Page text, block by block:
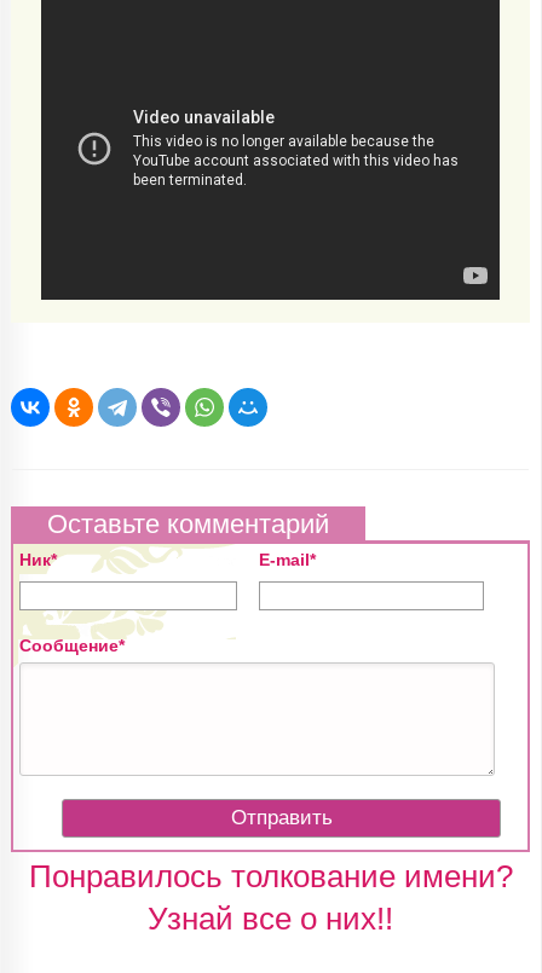
Оставьте комментарий
Ник* E-mail*
Сообщение*
Понравилось толкование имени?
Узнай все о них!!